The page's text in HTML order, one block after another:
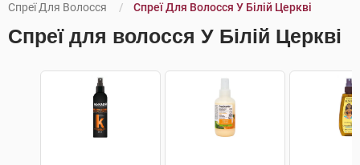
Спреї Для Волосся
Спреї Для Волосся У Білій Церкві
Спреї для волосся У Білій Церкві